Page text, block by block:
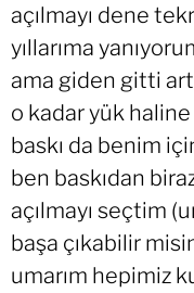
açılmayı dene
yıllarıma
ama giden gitti
o kadar yük
baskı da benim
ben baskıdan
açılmayı seçtim
başa çıkabilir
umarım hepimiz